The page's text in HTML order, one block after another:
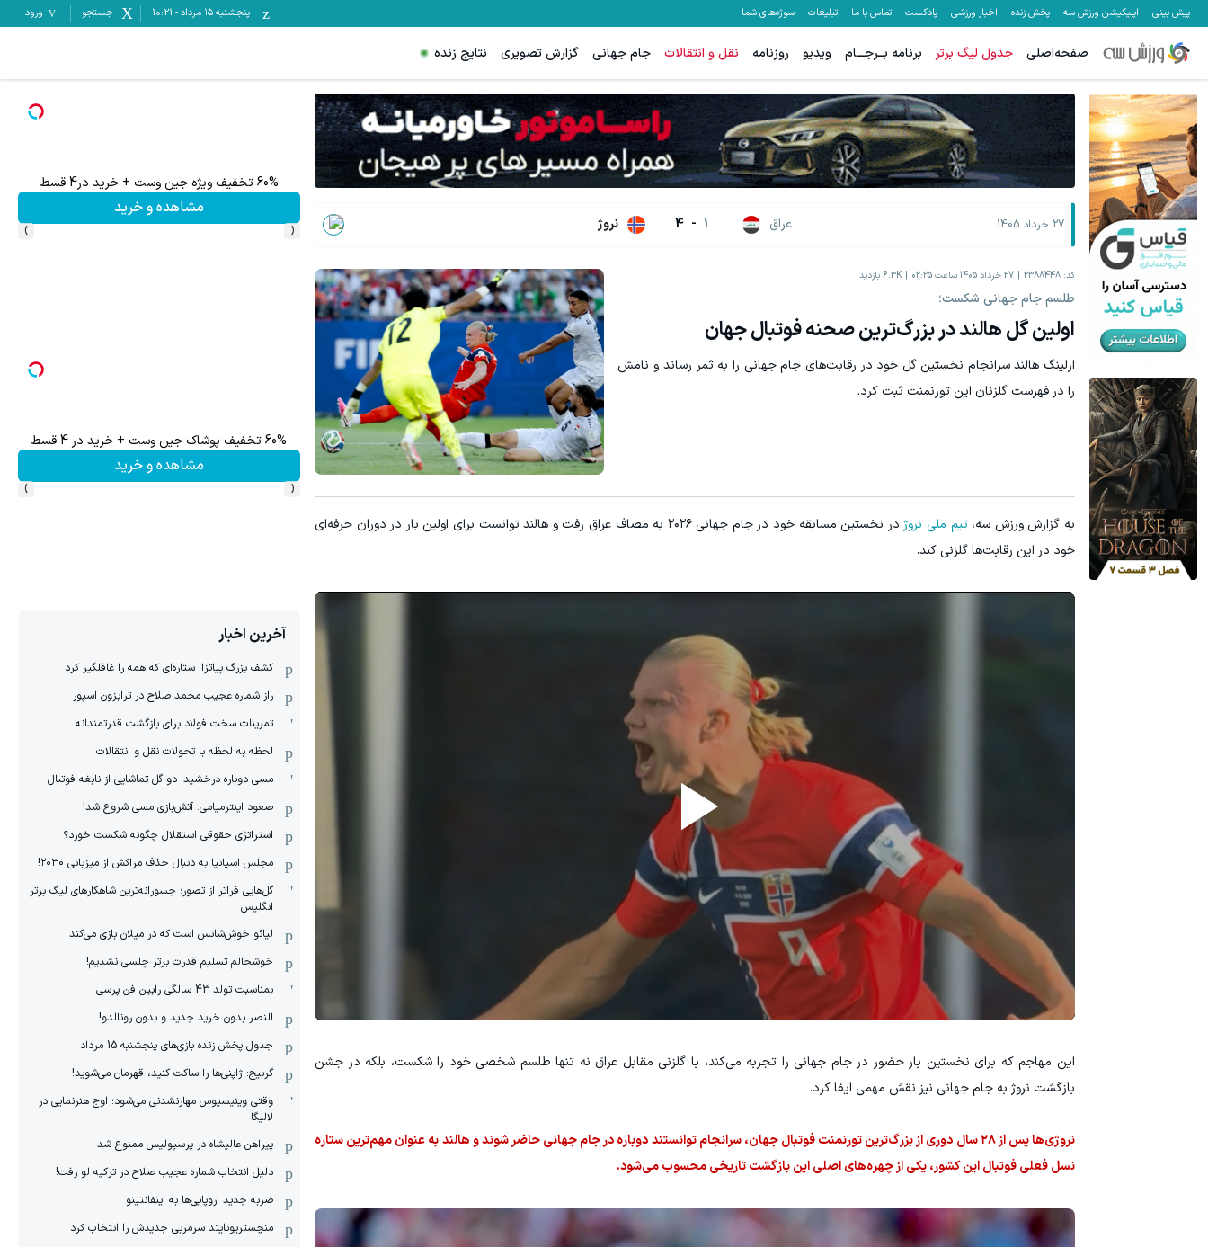
پیش بینی اپلیکیشن ورزش سه پخش زنده اخبار ورزشی پادکست تماس با ما تبلیغات سوژه‌های شما پنجشنبه ۱۵ مرداد -
10:21 جستجو ورود
صفحه‌اصلی جدول لیگ برتر برنامه بــرجـــام ویدیو روزنامه نقل و انتقالات جام جهانی گزارش تصویری نتایج زنده
27 خرداد 1405 عراق 1
-
4 نروژ
کد: 2388448 27 خرداد 1405 ساعت 02:25 6.3K بازدید
طلسم جام جهانی شکست؛
اولین گل هالند در بزرگ‌ترین صحنه فوتبال جهان
ارلینگ هالند سرانجام نخستین گل خود در رقابت‌های جام جهانی را به ثمر رساند و نامش
را در فهرست گلزنان این تورنمنت ثبت کرد.
به گزارش ورزش سه،تیم ملی نروژ
در نخستین مسابقه خود در جام جهانی ۲۰۲۶ به مصاف عراق رفت و هالند توانست برای اولین بار در دوران حرفه‌ای
خود در این رقابت‌ها گلزنی کند.
این مهاجم که برای نخستین بار حضور در جام جهانی را تجربه می‌کند، با گلزنی مقابل عراق نه تنها طلسم شخصی خود را شکست، بلکه در جشن
بازگشت نروژ به جام جهانی نیز نقش مهمی ایفا کرد.
نروژی‌ها پس از ۲۸ سال دوری از بزرگ‌ترین تورنمنت فوتبال جهان، سرانجام توانستند دوباره در جام جهانی حاضر شوند و هالند به عنوان مهم‌ترین ستاره
نسل فعلی فوتبال این کشور، یکی از چهره‌های اصلی این بازگشت تاریخی محسوب می‌شود.
60% تخفیف ویژه جین وست + خرید در4 قسط 60% تخفیف پوشاک جین وست + خرید در 4 قسط
مشاهده و خرید
‹
›
60% تخفیف پوشاک جین وست + خرید در 4 قسط 60% تخفیف ویژه جین وست + خرید در4 قسط
مشاهده و خرید
تا 60 درصد تخفیف ویژه جین وست + خرید در4 قسط
مشاهده و خرید
‹
›
آخرین اخبار
کشف بزرگ پیاتزا: ستاره‌ای که همه را غافلگیر کرد
راز شماره عجیب محمد صلاح در ترابزون اسپور
تمرینات سخت فولاد برای بازگشت قدرتمندانه
لحظه به لحظه با تحولات نقل و انتقالات
مسی دوباره درخشید؛ دو گل تماشایی از نابغه فوتبال
صعود اینترمیامی: آتش‌بازی مسی شروع شد!
استراتژی حقوقی استقلال چگونه شکست خورد؟
مجلس اسپانیا به دنبال حذف مراکش از میزبانی ۲۰۳۰!
گل‌هایی فراتر از تصور؛ جسورانه‌ترین شاهکارهای لیگ برتر
انگلیس
لیائو خوش‌شانس است که در میلان بازی می‌کند
خوشحالم تسلیم قدرت برتر چلسی نشدیم!
بمناسبت تولد 43 سالگی رابین فن پرسی
النصر بدون خرید جدید و بدون رونالدو!
جدول پخش زنده بازی‌های پنجشنبه 15 مرداد
گربیج: ژاپنی‌ها را ساکت کنید، قهرمان می‌شوید!
وقتی وینیسیوس مهارنشدنی می‌شود؛ اوج هنرنمایی در
لالیگا
پیراهن عالیشاه در پرسپولیس ممنوع شد
دلیل انتخاب شماره عجیب صلاح در ترکیه لو رفت!
ضربه جدید اروپایی‌ها به اینفانتینو
منچستریونایتد سرمربی جدیدش را انتخاب کرد